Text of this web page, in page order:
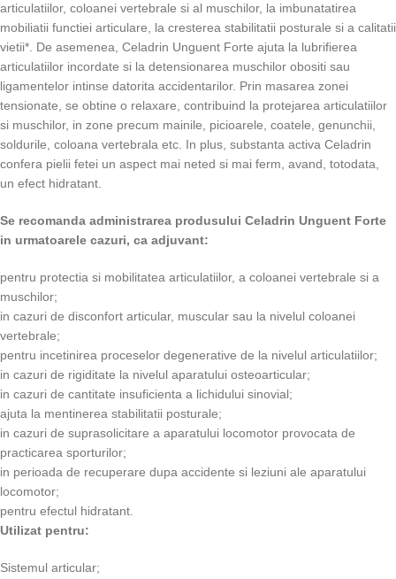
articulatiilor, coloanei vertebrale si al muschilor, la imbunatatirea
mobiliatii functiei articulare, la cresterea stabilitatii posturale si a calitatii
vietii*. De asemenea, Celadrin Unguent Forte ajuta la lubrifierea
articulatiilor incordate si la detensionarea muschilor obositi sau
ligamentelor intinse datorita accidentarilor. Prin masarea zonei
tensionate, se obtine o relaxare, contribuind la protejarea articulatiilor
si muschilor, in zone precum mainile, picioarele, coatele, genunchii,
soldurile, coloana vertebrala etc. In plus, substanta activa Celadrin
confera pielii fetei un aspect mai neted si mai ferm, avand, totodata,
un efect hidratant.
Se recomanda administrarea produsului Celadrin Unguent Forte
in urmatoarele cazuri, ca adjuvant:
pentru protectia si mobilitatea articulatiilor, a coloanei vertebrale si a
muschilor;
in cazuri de disconfort articular, muscular sau la nivelul coloanei
vertebrale;
pentru incetinirea proceselor degenerative de la nivelul articulatiilor;
in cazuri de rigiditate la nivelul aparatului osteoarticular;
in cazuri de cantitate insuficienta a lichidului sinovial;
ajuta la mentinerea stabilitatii posturale;
in cazuri de suprasolicitare a aparatului locomotor provocata de
practicarea sporturilor;
in perioada de recuperare dupa accidente si leziuni ale aparatului
locomotor;
pentru efectul hidratant.
Utilizat pentru:
Sistemul articular;